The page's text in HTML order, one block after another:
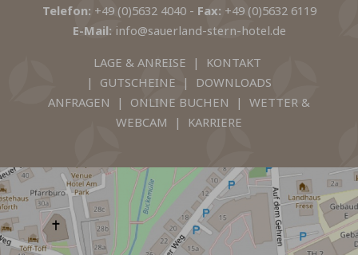
Telefon: +49 (0)5632 4040- Fax: +49 (0)5632 6119
E-Mail: info@sauerland-stern-hotel.de
LAGE & ANREISE | KONTAKT
| GUTSCHEINE | DOWNLOADS
ANFRAGEN | ONLINE BUCHEN | WETTER &
WEBCAM | KARRIERE